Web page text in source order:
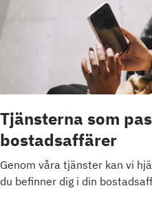
Tjänsterna som
bostadsaffärer
Genom våra tjänster kan vi
du befinner dig i din